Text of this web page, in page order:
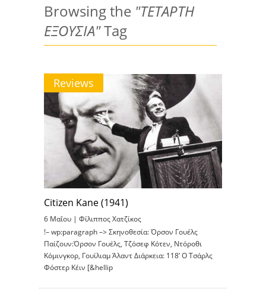
Browsing the "ΤΕΤΑΡΤΗ
ΕΞΟΥΣΙΑ"Tag
Reviews
Citizen Kane (1941)
6 Μαΐου | Φίλιππος Χατζίκος
!– wp:paragraph –> Σκηνοθεσία: Όρσον Γουέλς
Παίζουν:Όρσον Γουέλς, Τζόσεφ Κότεν, Ντόροθι
Κόμινγκορ, Γουίλιαμ Άλαντ Διάρκεια: 118’ Ο Τσάρλς
Φόστερ Κέιν [&hellip